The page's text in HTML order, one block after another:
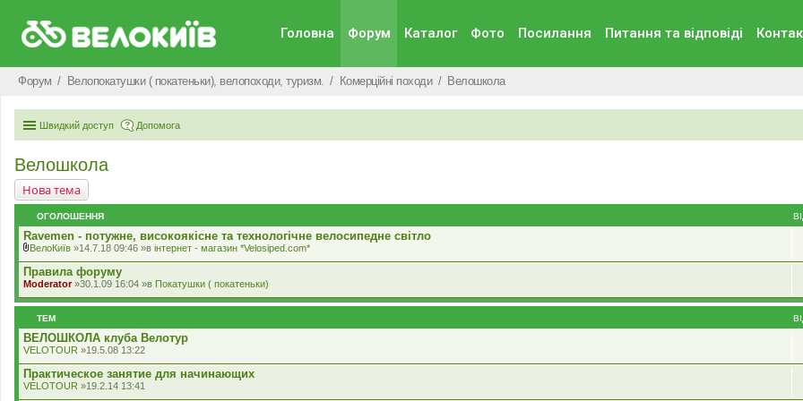
Головна Форум Каталог Фото Посилання Питання та вiдповiдi
Форум Велопокатушки ( покатеньки), велопоходи, туризм. Комерцiйнi походи Велошкола
Швидкий доступ Допомога
Велошкола
Нова тема
ОГОЛОШЕННЯ
Ravemen - потужне, високоякісне та технологічне велосипедне світло
к
л
а
д
н
я
ВелоКиїв »14.7.18 09:46 »в iнтернет - магазин *Velosiped.com*
Правила форуму
Moderator»30.1.09 16:04 »в Покатушки ( покатеньки)
ТЕМ
ВЕЛОШКОЛА клуба Велотур
VELOTOUR »19.5.08 13:22
Практическое занятие для начинающих
VELOTOUR »19.2.14 13:41